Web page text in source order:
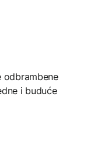
odbrambene
i buduće